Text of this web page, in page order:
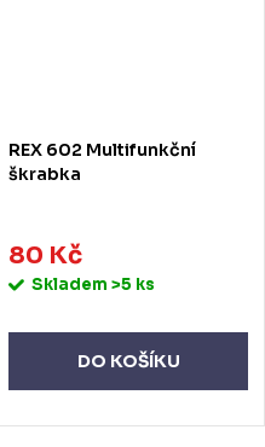
REX 602 Multifunkční
škrabka
80 Kč
Skladem >5 ks
DO KOŠÍKU